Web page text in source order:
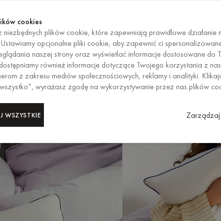
PL/EURWYBÓR
cookies
niezbędnych plików cookie, które zapewniają prawidłowe działanie
opcjonalne pliki cookie, aby zapewnić ci
naszej strony oraz wyświetlać informacje dostosowane do
również informacje dotyczące Twojego korzystania z
z zakresu mediów społecznościowych, reklamy i analityki.
wyrażasz zgodę na wykorzystywanie przez nas plików
WSZYSTKIE Zarządzaj